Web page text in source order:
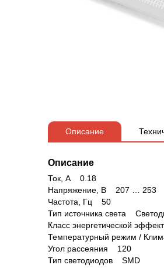
Описание
Описание
Ток, А 0.18
Напряжение, В 207 … 253
Частота, Гц 50
Тип источника света
Класс энергетической
Температурный режим /
Угол рассеяния 120
Тип светодиодов SMD